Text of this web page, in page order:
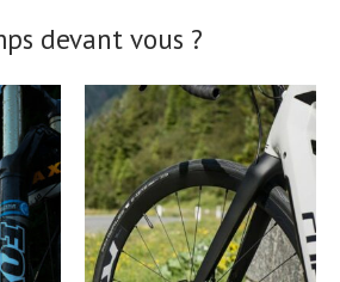
devant vous ?